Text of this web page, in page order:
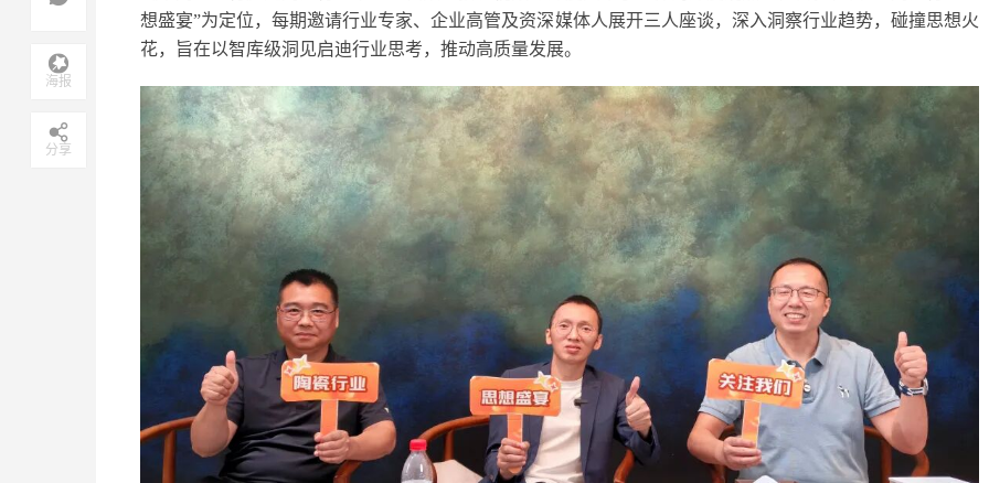
想盛宴”为定位，每期邀请行业专家、企业高管及资深媒体人展开三人座谈，深入洞察行业趋势，碰撞思想火
花，旨在以智库级洞见启迪行业思考，推动高质量发展。
海报
分享